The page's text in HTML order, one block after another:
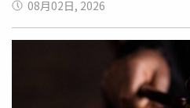
關稅之間，並不存在合理的關
在短短2個半月內，便完成了對
些經濟體分為4個關稅類別，其
2.5個百分點。這些州強調，第
定國家的不公平貿易行為後採
10月再度入境，長期滯留於多
涉嫌違反日本《出入境管理及
對胡小偉涉及的違法入境行為
，並裁處罰
司法程序告一段落，日本當局
08月02日, 2026